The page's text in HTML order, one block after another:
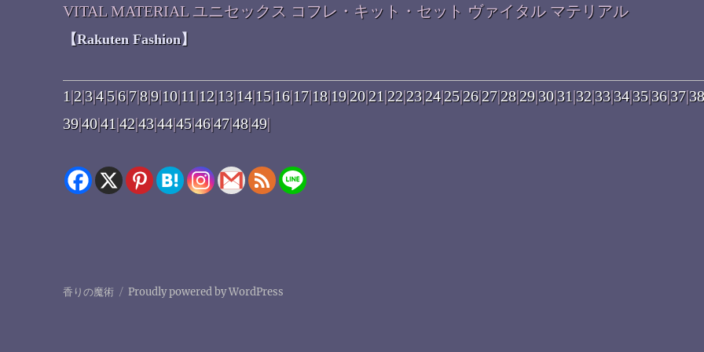
VITAL MATERIAL ユニセックス コフレ・キット・セット ヴァイタル マテリアル
【Rakuten Fashion】
1|2|3|4|5|6|7|8|9|10|11|12|13|14|15|16|17|18|19|20|21|22|23|24|25|26|27|28|29|30|31|32|33|34|35|36|37|
39|40|41|42|43|44|45|46|47|48|49|
香りの魔術 Proudly powered by WordPress